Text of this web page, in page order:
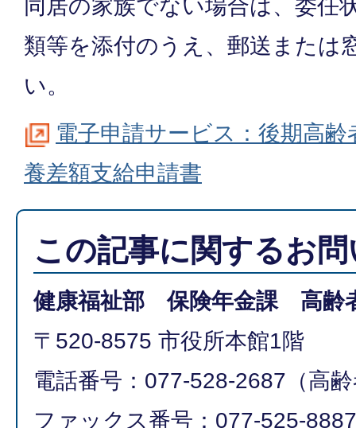
同居の家族でない場合は、委任
類等を添付のうえ、郵送または
い。
電子申請サービス：後期高
養差額支給申請書
この記事に関するお
健康福祉部 保険年金課 高齢
〒520-8575 市役所本館1階
電話番号：077-528-2687（高
ファックス番号：077-525-8887